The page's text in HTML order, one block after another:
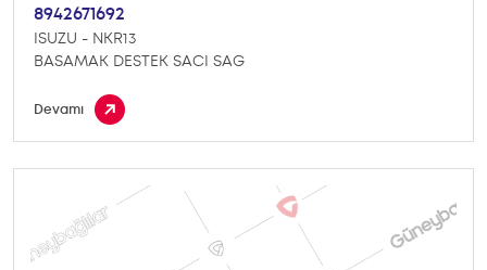
8942671692
ISUZU - NKR13
BASAMAK DESTEK SACI SAG
Devamı